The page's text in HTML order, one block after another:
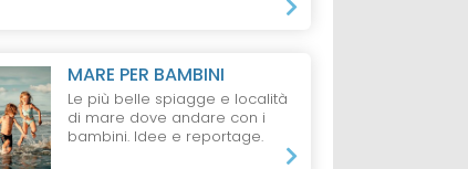
MARE PER BAMBINI
Le più belle spiagge e località
di mare dove andare con i
bambini. Idee e reportage.